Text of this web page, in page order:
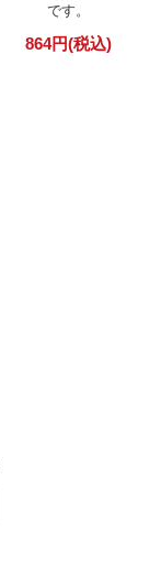
です。
864円(税込)